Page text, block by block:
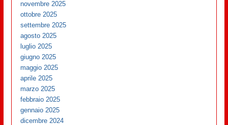
novembre 2025
ottobre 2025
settembre 2025
agosto 2025
luglio 2025
giugno 2025
maggio 2025
aprile 2025
marzo 2025
febbraio 2025
gennaio 2025
dicembre 2024